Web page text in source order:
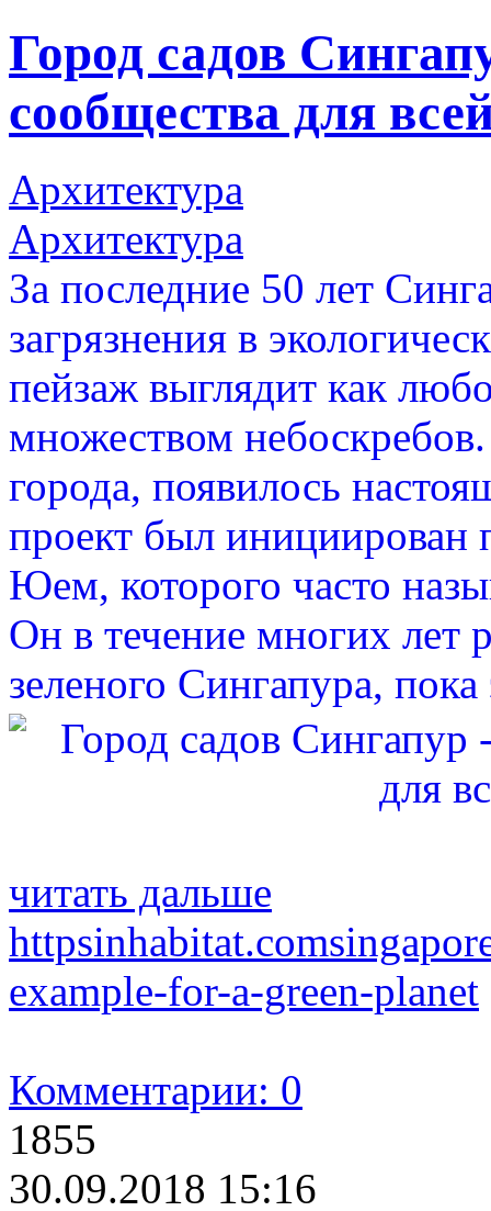
Город садов
сообщества для
Архитектура
Архитектура
За последние 50 лет
загрязнения в
пейзаж выглядит как
множеством
города, появилось
проект был
Юем, которого часто
Он в течение многих лет
зеленого Сингапура,
читать дальше
example-for-a-green-planet
Комментарии: 0
1855
30.09.2018 15:16